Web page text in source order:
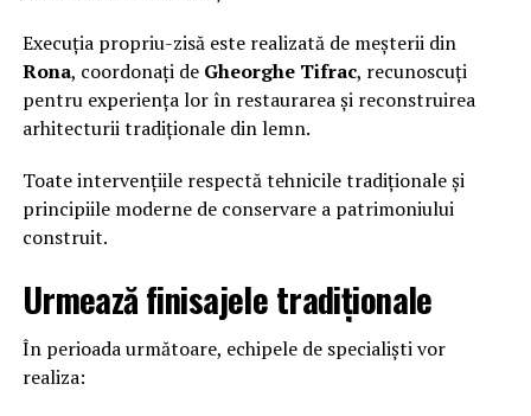
Execuția propriu-zisă este realizată de meșterii din
Rona, coordonați de Gheorghe Tifrac, recunoscuți
pentru experiența lor în restaurarea și reconstruirea
arhitecturii tradiționale din lemn.
Toate intervențiile respectă tehnicile tradiționale și
principiile moderne de conservare a patrimoniului
construit.
Urmează finisajele tradiționale
În perioada următoare, echipele de specialiști vor
realiza: